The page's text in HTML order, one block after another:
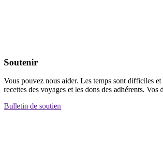
Soutenir
Vous pouvez nous aider. Les temps sont difficiles et
recettes des voyages et les dons des adhérents.
Bulletin de soutien